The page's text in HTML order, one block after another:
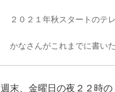
２０２１年秋スタートのテ
かなさんがこれまでに書い
週末、金曜日の夜２２時の